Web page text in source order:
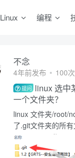
Linux 编程
不念
4年前发布 100
提问 linux 选中
一个文件夹？
linux 文件夹/root/
了.git文件夹的所